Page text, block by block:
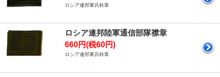
ロシア連邦軍兵科章
ロシア連邦陸軍通信部隊襟章
660円(税60円)
ロシア連邦軍兵科章